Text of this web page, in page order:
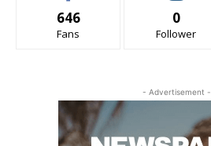
646
Fans
0
Follower
- Advertisement -